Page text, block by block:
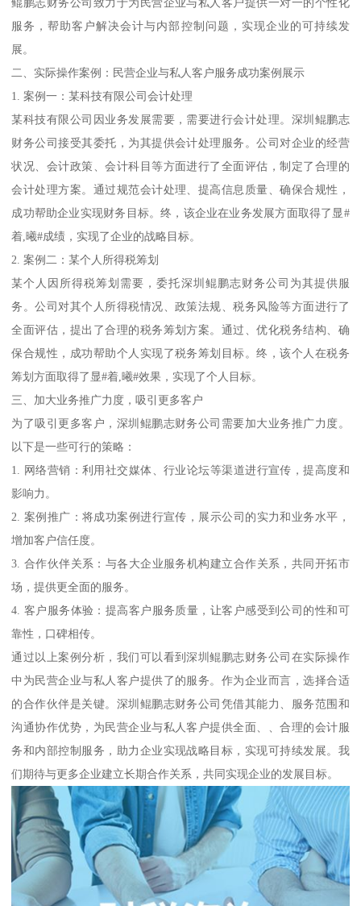
服务，帮助客户解决会计与内部控制问题，实现企业的可持续发
展。
二、实际操作案例：民营企业与私人客户服务成功案例展示
1. 案例一：某科技有限公司会计处理
某科技有限公司因业务发展需要，需要进行会计处理。深圳鲲鹏志
财务公司接受其委托，为其提供会计处理服务。公司对企业的经营
状况、会计政策、会计科目等方面进行了全面评估，制定了合理的
会计处理方案。通过规范会计处理、提高信息质量、确保合规性，
成功帮助企业实现财务目标。终，该企业在业务发展方面取得了显#
着,曦#成绩，实现了企业的战略目标。
2. 案例二：某个人所得税筹划
某个人因所得税筹划需要，委托深圳鲲鹏志财务公司为其提供服
务。公司对其个人所得税情况、政策法规、税务风险等方面进行了
全面评估，提出了合理的税务筹划方案。通过、优化税务结构、确
保合规性，成功帮助个人实现了税务筹划目标。终，该个人在税务
筹划方面取得了显#着,曦#效果，实现了个人目标。
三、加大业务推广力度，吸引更多客户
为了吸引更多客户，深圳鲲鹏志财务公司需要加大业务推广力度。
以下是一些可行的策略：
1. 网络营销：利用社交媒体、行业论坛等渠道进行宣传，提高度和
影响力。
2. 案例推广：将成功案例进行宣传，展示公司的实力和业务水平，
增加客户信任度。
3. 合作伙伴关系：与各大企业服务机构建立合作关系，共同开拓市
场，提供更全面的服务。
4. 客户服务体验：提高客户服务质量，让客户感受到公司的性和可
靠性，口碑相传。
通过以上案例分析，我们可以看到深圳鲲鹏志财务公司在实际操作
中为民营企业与私人客户提供了的服务。作为企业而言，选择合适
的合作伙伴是关键。深圳鲲鹏志财务公司凭借其能力、服务范围和
沟通协作优势，为民营企业与私人客户提供全面、、合理的会计服
务和内部控制服务，助力企业实现战略目标，实现可持续发展。我
们期待与更多企业建立长期合作关系，共同实现企业的发展目标。